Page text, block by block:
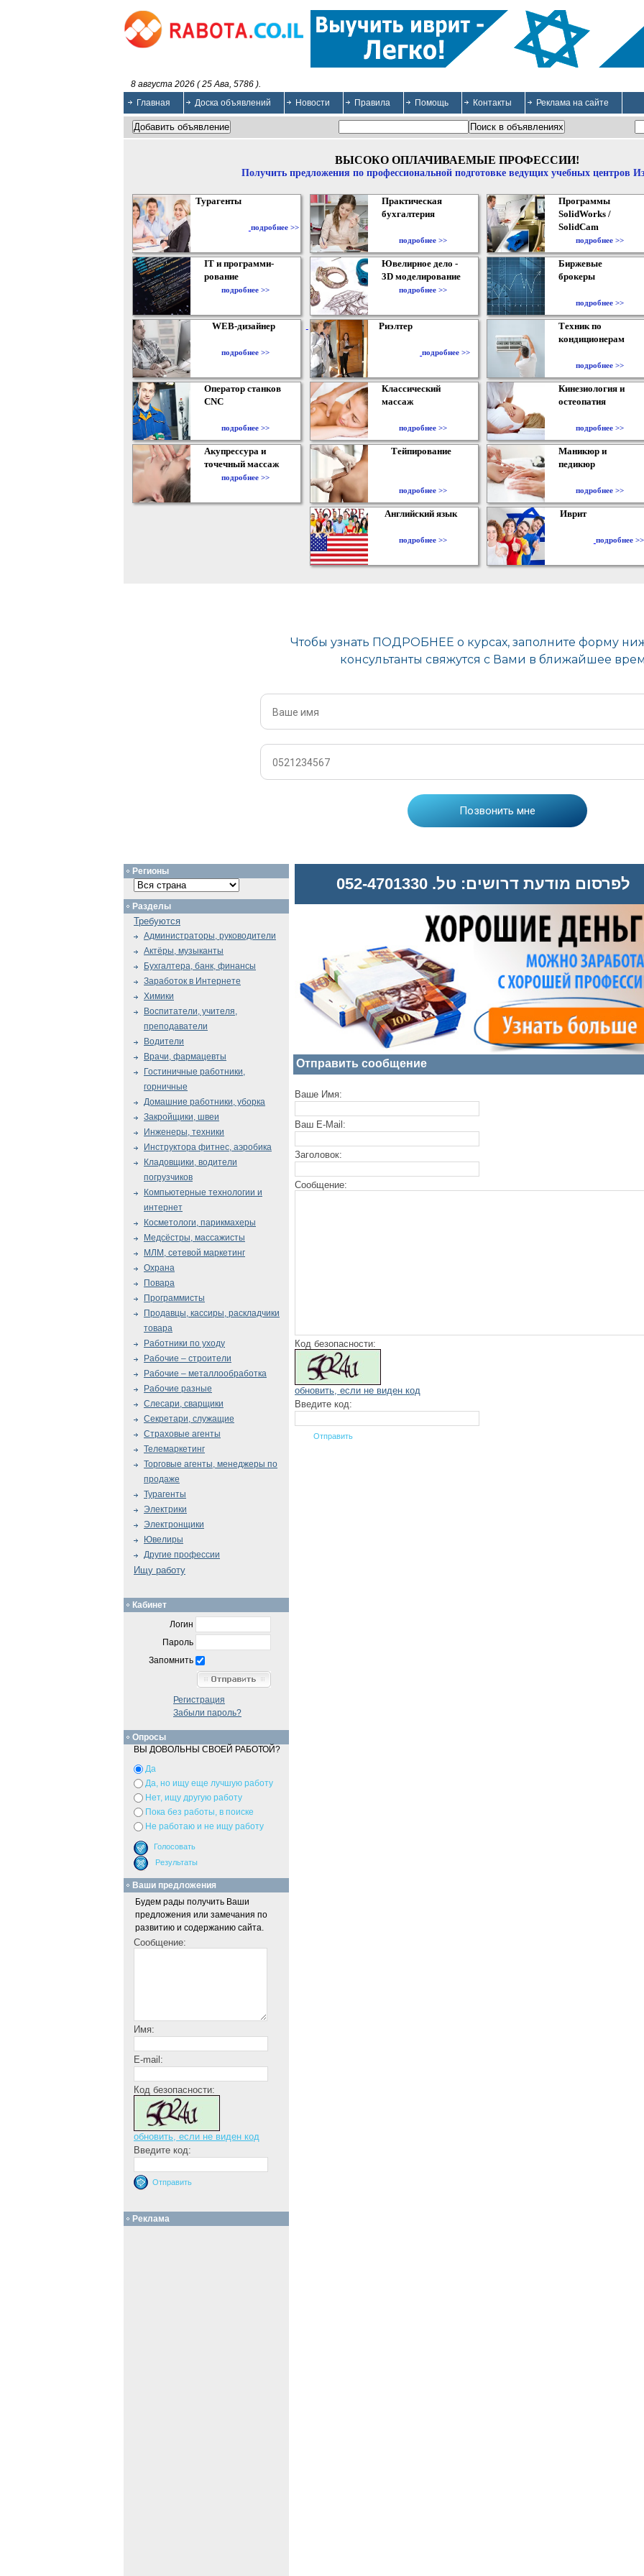
8 августа 2026 ( 25 Ава, 5786 ).
Главная
Доска объявлений Новости Правила Помощь Контакты Реклама на сайте
ВЫСОКО ОПЛАЧИВАЕМЫЕ ПРОФЕССИИ!
Получить предложения по профессиональной подготовке ведущих учебных центров
Турагенты
подробнее >>
Практическая
бухгалтерия
подробнее >>
Программы
SolidWorks /
SolidCam
подробнее >>
IT и программи-
рование
подробнее >>
Ювелирное дело -
3D моделирование
подробнее >>
Биржевые
брокеры
подробнее >>
WEB-дизайнер
подробнее >>
Риэлтер
подробнее >>
Техник по
кондиционерам
подробнее >>
Оператор станков
CNC
подробнее >>
Классический
массаж
подробнее >>
Кинезиология и
остеопатия
подробнее >>
Акупрессура и
точечный массаж
подробнее >>
Тейпирование
подробнее >>
Маникюр и
педикюр
подробнее >>
Английский язык
подробнее >>
Иврит
подробнее >>
לפרסום מודעת דרושים: טל. 052-4701330
Отправить сообщение
Ваше Имя:
Ваш E-Mail:
Заголовок:
Сообщение:
Код безопасности:
обновить, если не виден код
Введите код:
Регионы
Разделы
Требуются
Администраторы, руководители
Актёры, музыканты
Бухгалтера, банк, финансы
Заработок в Интернете
Химики
Воспитатели, учителя,
преподаватели
Водители
Врачи, фармацевты
Гостиничные работники,
горничные
Домашние работники, уборка
Закройщики, швеи
Инженеры, техники
Инструктора фитнес, аэробика
Кладовщики, водители
погрузчиков
Компьютерные технологии и
интернет
Косметологи, парикмахеры
Медсёстры, массажисты
МЛМ, сетевой маркетинг
Охрана
Повара
Программисты
Продавцы, кассиры, раскладчики
товара
Работники по уходу
Рабочие – строители
Рабочие – металлообработка
Рабочие разные
Слесари, сварщики
Секретари, служащие
Страховые агенты
Телемаркетинг
Торговые агенты, менеджеры по
продаже
Турагенты
Электрики
Электронщики
Ювелиры
Другие профессии
Ищу работу
Кабинет
Логин
Пароль
Запомнить
Регистрация
Забыли пароль?
Опросы
ВЫ ДОВОЛЬНЫ СВОЕЙ РАБОТОЙ?
Да
Да, но ищу еще лучшую работу
Нет, ищу другую работу
Пока без работы, в поиске
Не работаю и не ищу работу
Ваши предложения
Будем рады получить Ваши
предложения или замечания по
развитию и содержанию сайта.
Сообщение:
Имя:
E-mail:
Код безопасности:
обновить, если не виден код
Введите код:
Реклама